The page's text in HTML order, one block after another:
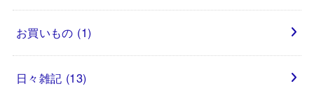
お買いもの (1)
日々雑記 (13)